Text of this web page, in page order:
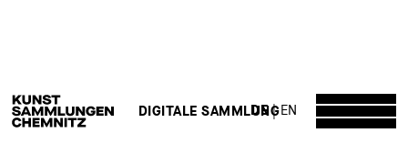
DE EN
DIGITALE SAMMLUNG